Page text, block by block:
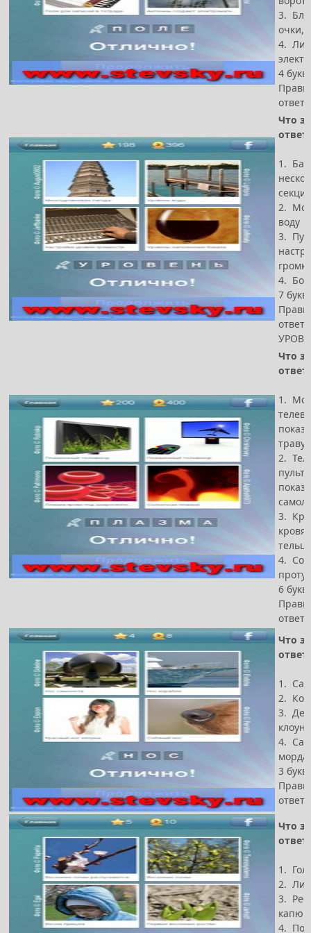
3.
очки,
4.
4
ответ
Что
1.
2.
воду
3.
4.
7 букв
ответ -
Что
1.
траву
2.
пульт,
3.
тельца
4.
6 букв
Что
1.
2.
3.
клоун
4.
морда
3
ответ
Что
1.
2.
3.
4.